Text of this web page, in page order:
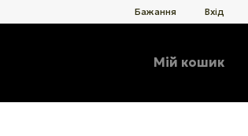
Бажання Вхід
Мій кошик